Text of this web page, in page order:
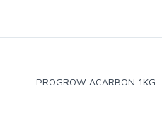
PROGROW ACARBON 1KG